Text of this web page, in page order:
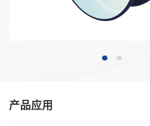
产品应用